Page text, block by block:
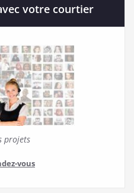
votre courtier
projets
vous